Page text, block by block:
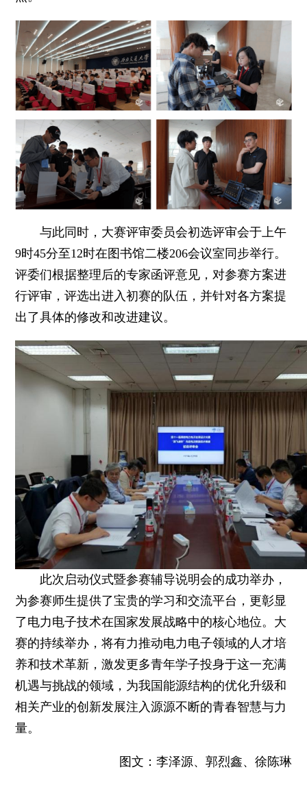
与此同时，大赛评审委员会初选评审会于上午
9时45分至12时在图书馆二楼206会议室同步举行。
评委们根据整理后的专家函评意见，对参赛方案进
行评审，评选出进入初赛的队伍，并针对各方案提
出了具体的修改和改进建议。
此次启动仪式暨参赛辅导说明会的成功举办，
为参赛师生提供了宝贵的学习和交流平台，更彰显
了电力电子技术在国家发展战略中的核心地位。大
赛的持续举办，将有力推动电力电子领域的人才培
养和技术革新，激发更多青年学子投身于这一充满
机遇与挑战的领域，为我国能源结构的优化升级和
相关产业的创新发展注入源源不断的青春智慧与力
量。
图文：李泽源、郭烈鑫、徐陈琳